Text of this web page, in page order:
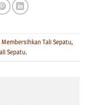
Membersihkan Tali Sepatu,
Sepatu.